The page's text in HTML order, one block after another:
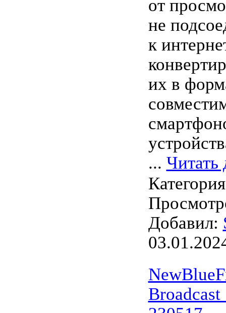
от
не
к
их в
... Читать
Добавил: